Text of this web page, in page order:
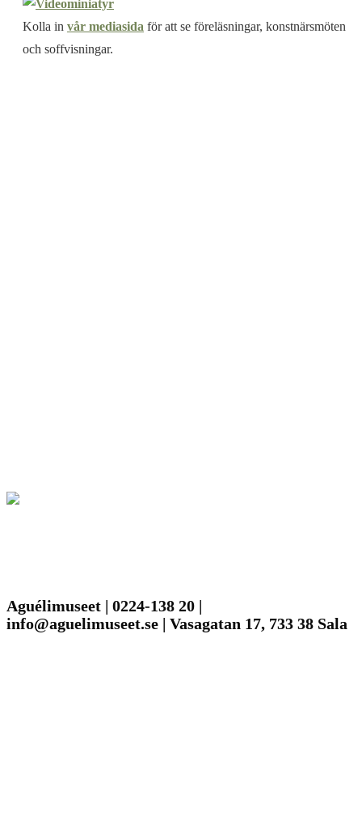
Kolla in vår mediasida för att se föreläsningar, konstnärsmöten
och soffvisningar.
Aguélimuseet | 0224-138 20 |
info@aguelimuseet.se | Vasagatan 17, 733 38 Sala